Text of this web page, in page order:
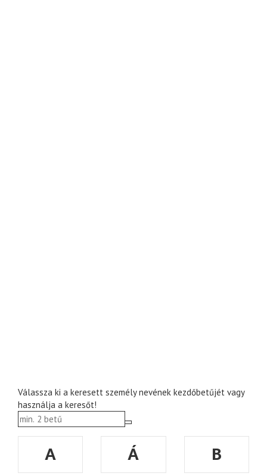
Válassza ki a keresett személy nevének kezdőbetűjét vagy
használja a keresőt!
A Á B